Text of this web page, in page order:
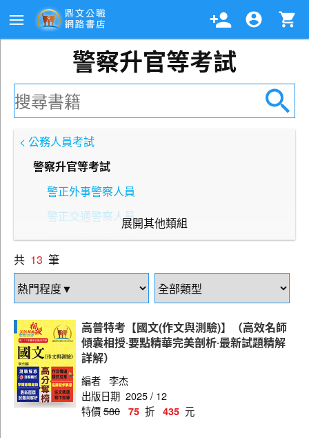
警察升官等考試
< 公務人員考試
警察升官等考試
警正外事警察人員
警正交通警察人員
警正刑事警察人員
警正行政警察人員
警正消防人員
展開其他類組
共 13 筆
高普特考【國文(作文與測驗)】（高效名師
傾囊相授‧要點精華完美剖析‧最新試題精解
詳解）
編者 李杰
出版日期 2025 / 12
特價580 75 折 435 元